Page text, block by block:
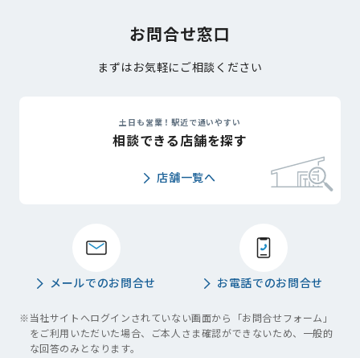
お問合せ窓口
まずはお気軽にご相談ください
土日も営業！駅近で通いやすい
相談できる店舗を探す
店舗一覧へ
メールでのお問合せ お電話でのお問合せ
※当社サイトへログインされていない画面から「お問合せフォーム」
をご利用いただいた場合、ご本人さま確認ができないため、一般的
な回答のみとなります。